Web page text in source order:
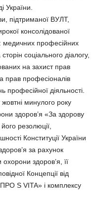
України.
підтриманої ВУЛТ,
консолідованої
медичних професійних
соціального діалогу,
на захист прав
прав професіоналів
професійної діяльності.
минулого року
здоров’я «За здорову
резолюції,
Конституції України
за рахунок
здоров’я, її
Концепції від
S VITA» і комплексу